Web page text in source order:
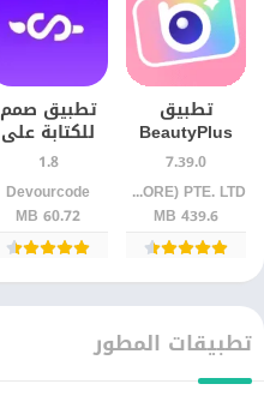
تطبيق
BeautyPlus
للرتوش
والفلاتر على
الهاتف
7.39.0
PIXOCIAL TECHNOLOGY (SINGAPORE) PTE. LTD.
439.6 MB
تطبيق صمم
للكتابة على
الصور
والتصميم
للأندرويد –
محرر صور
احترافي
1.8
Devourcode
60.72 MB
تطبيقات المطور